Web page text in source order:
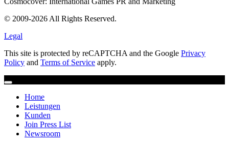
© 2009-2026 All Rights Reserved.
Legal
This site is protected by reCAPTCHA and the Google Privacy
Policy and Terms of Service apply.
Home
Leistungen
Kunden
Join Press List
Newsroom